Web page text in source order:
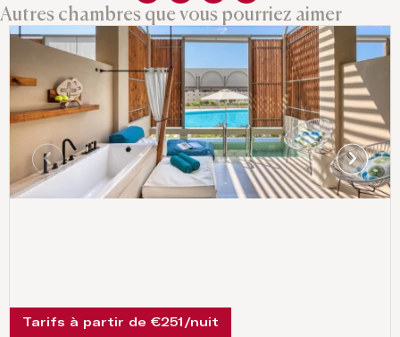
Autres chambres que vous pourriez aimer
Tarifs à partir de €251/nuit